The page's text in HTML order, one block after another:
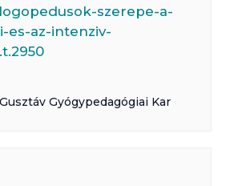
szerepe-a-
es-az-intenziv-
Gyógypedagógiai Kar